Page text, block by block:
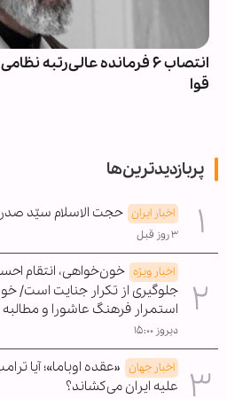
انتصاب ۶ فرمانده
قوا
پربازدیدترین‌ها
اخبار ایران حجت الاسلام سیّد
۳ روز قبل
اخبار ویژه خون‌خواهی، انتقام
جلوگیری از تکرار جنایت است/
استمرار فرهنگ عاشورا و
دیروز ۱۵:۰۰
اخبار جهان «عقده اوباما»؛ آیا
علیه ایران می‌کشاند؟